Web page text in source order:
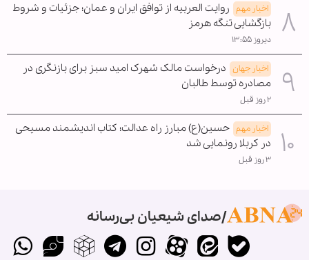
اخبار مهم روایت العربیه از توافق ایران و عمان؛ جزئیات و شروط
بازگشایی تنگه هرمز
دیروز ۱۳:۵۵
اخبار جهان درخواست مالک شهرک امید سبز برای بازنگری در
مصادره توسط طالبان
۲ روز قبل
اخبار مهم حسین(ع) مبارز راه عدالت؛ کتاب اندیشمند مسیحی
در کربلا رونمایی شد
۳ روز قبل
صدای شیعیان بی‌رسانه